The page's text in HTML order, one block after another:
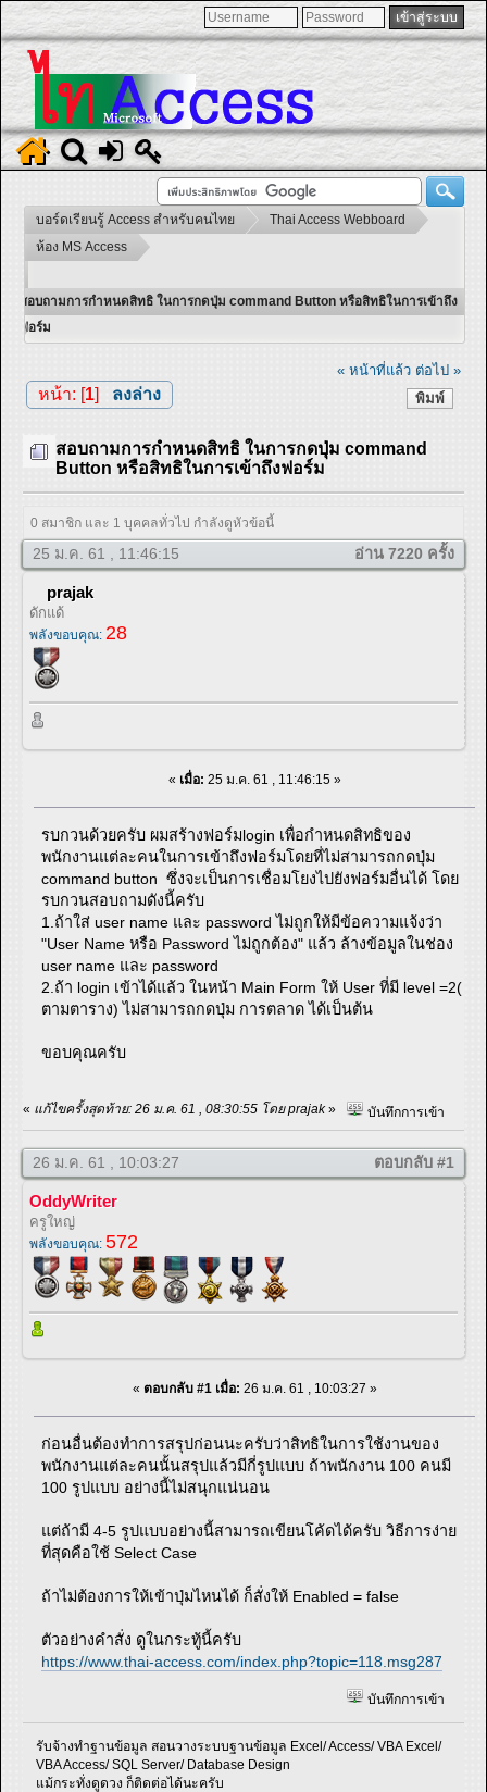
บอร์ดเรียนรู้ Access สำหรับคนไทย
Thai Access Webboard
ห้อง MS Access
สอบถามการกำหนดสิทธิ ในการกดปุ่ม command Button หรือสิทธิในการเข้าถึง
ฟอร์ม
« หน้าที่แล้ว ต่อไป »
พิมพ์
หน้า: [1] ลงล่าง
สอบถามการกำหนดสิทธิ ในการกดปุ่ม command
Button หรือสิทธิในการเข้าถึงฟอร์ม
0 สมาชิก และ 1 บุคคลทั่วไป กำลังดูหัวข้อนี้
25 ม.ค. 61 , 11:46:15 อ่าน 7220 ครั้ง
prajak
ดักแด้
พลังขอบคุณ: 28
« เมื่อ: 25 ม.ค. 61 , 11:46:15 »
รบกวนด้วยครับ ผมสร้างฟอร์มlogin เพื่อกำหนดสิทธิของ
พนักงานแต่ละคนในการเข้าถึงฟอร์มโดยที่ไม่สามารถกดปุ่ม
command button ซึ่งจะเป็นการเชื่อมโยงไปยังฟอร์มอื่นได้ โดย
รบกวนสอบถามดังนี้ครับ
1.ถ้าใส่ user name และ password ไม่ถูกให้มีข้อความแจ้งว่า
"User Name หรือ Password ไม่ถูกต้อง" แล้ว ล้างข้อมูลในช่อง
user name และ password
2.ถ้า login เข้าได้แล้ว ในหน้า Main Form ให้ User ที่มี level =2(
ตามตาราง) ไม่สามารถกดปุ่ม การตลาด ได้เป็นต้น
ขอบคุณครับ
« แก้ไขครั้งสุดท้าย: 26 ม.ค. 61 , 08:30:55 โดย prajak» บันทึกการเข้า
26 ม.ค. 61 , 10:03:27 ตอบกลับ #1
OddyWriter
ครูใหญ่
พลังขอบคุณ: 572
« ตอบกลับ #1 เมื่อ: 26 ม.ค. 61 , 10:03:27 »
ก่อนอื่นต้องทำการสรุปก่อนนะครับว่าสิทธิในการใช้งานของ
พนักงานแต่ละคนนั้นสรุปแล้วมีกี่รูปแบบ ถ้าพนักงาน 100 คนมี
100 รูปแบบ อย่างนี้ไม่สนุกแน่นอน
แต่ถ้ามี 4-5 รูปแบบอย่างนี้สามารถเขียนโค้ดได้ครับ วิธีการง่าย
ที่สุดคือใช้ Select Case
ถ้าไม่ต้องการให้เข้าปุ่มไหนได้ ก็สั่งให้ Enabled = false
ตัวอย่างคำสั่ง ดูในกระทู้นี้ครับ
https://www.thai-access.com/index.php?topic=118.msg287
บันทึกการเข้า
รับจ้างทำฐานข้อมูล สอนวางระบบฐานข้อมูล Excel/ Access/ VBA Excel/
VBA Access/ SQL Server/ Database Design
แม้กระทั่งดูดวง ก็ติดต่อได้นะครับ